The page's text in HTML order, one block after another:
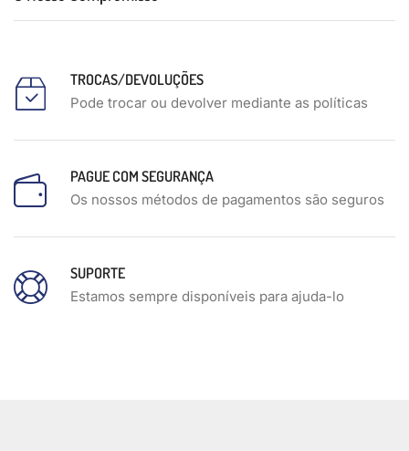
TROCAS/DEVOLUÇÕES
Pode trocar ou devolver mediante as políticas
PAGUE COM SEGURANÇA
Os nossos métodos de pagamentos são seguros
SUPORTE
Estamos sempre disponíveis para ajuda-lo